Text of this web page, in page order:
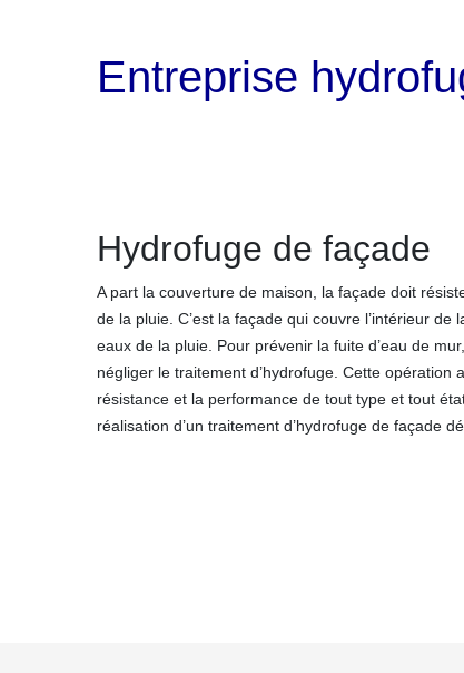
Entreprise
Hydrofuge de façade
A part la couverture de maison, la façade doit
de la pluie. C’est la façade qui couvre l’intérieur
eaux de la pluie. Pour prévenir la fuite d’eau de
négliger le traitement d’hydrofuge. Cette opération
résistance et la performance de tout type et tout
réalisation d’un traitement d’hydrofuge de façade